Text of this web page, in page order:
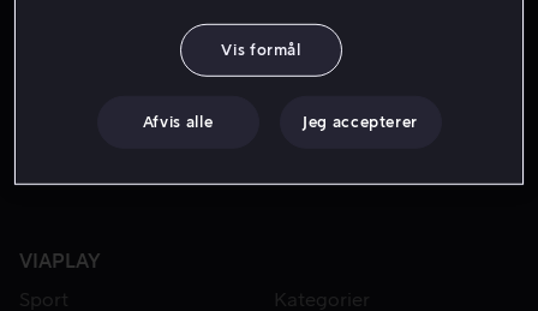
VIAPLAY
Sport
Kategorier
Vis formål
Afvis alle Jeg accepterer